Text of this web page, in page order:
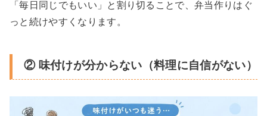
「毎日同じでもいい」と割り切ることで、弁当作りはぐ
っと続けやすくなります。
② 味付けが分からない（料理に自信がない）